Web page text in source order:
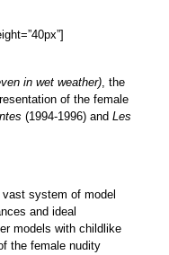
in wet weather), the
of the female
(1994-1996) and Les
system of model
and ideal
models with childlike
the female nudity